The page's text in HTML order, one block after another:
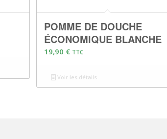
POMME DE DOUCHE
ÉCONOMIQUE BLANCHE
19,90 € TTC
Voir les détails